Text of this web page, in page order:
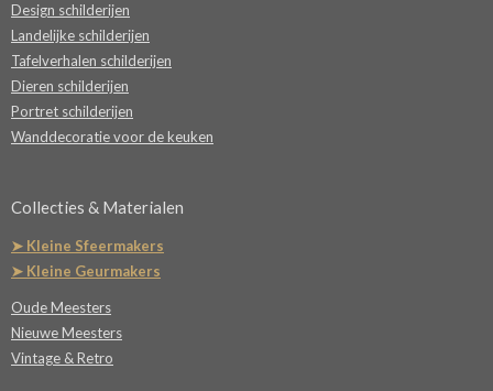
Design schilderijen
Landelijke schilderijen
Tafelverhalen schilderijen
Dieren schilderijen
Portret schilderijen
Wanddecoratie voor de keuken
Collecties & Materialen
➤ Kleine Sfeermakers
➤ Kleine Geurmakers
Oude Meesters
Nieuwe Meesters
Vintage & Retro